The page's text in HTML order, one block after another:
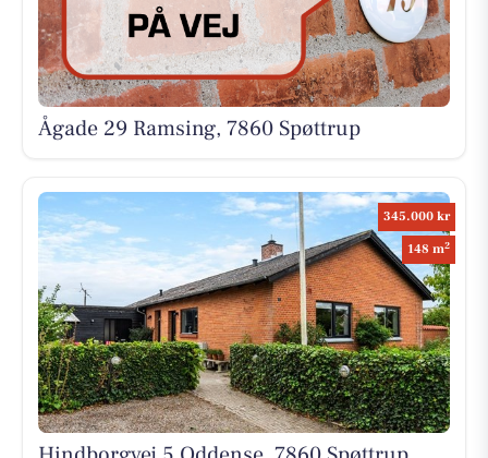
Ågade 29 Ramsing, 7860 Spøttrup
345.000 kr
148 m2